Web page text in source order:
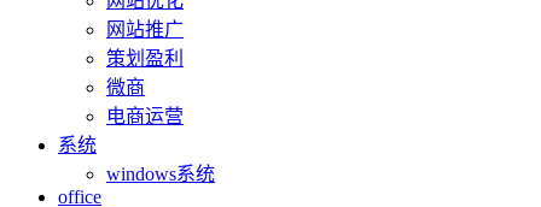
网站推广
策划盈利
微商
电商运营
系统
windows系统
office